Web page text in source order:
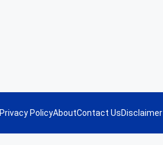
Privacy PolicyAboutContact UsDisclaimer